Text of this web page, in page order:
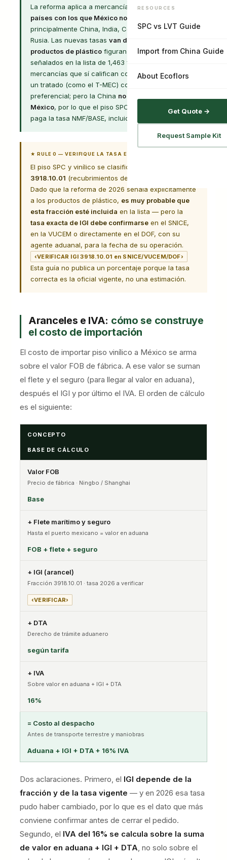
RESOURCES
SPC vs LVT Guide
Import from China Guide
About Ecoflors
Get Quote →
Request Sample Kit
La reforma aplica a mercancías
originarias de
países con los que México no tiene TLC vigente
principalmente China, India, Corea del Sur, Brasil y
Rusia. Las nuevas tasas van del 5% al 50%
productos de plástico figuran entre los sectores
señalados en la lista de 1,463 fracciones. Las
mercancías que sí califican como originarias bajo
un tratado (como el T-MEC) conservan su trato
preferencial; pero la China no tiene TLC con
México, por lo que el piso SPC/LVT de origen chino
paga la tasa NMF/BASE, incluido el incremento.
★ RULE 0 — VERIFIQUE LA TASA EXACTA, NO LA ESTIME
El piso SPC y vinílico se clasifica en la fracción
3918.10.01 (recubrimientos de plástico para pisos).
Dado que la reforma de 2026 señala explícitamente
a los productos de plástico, es muy probable que
esta fracción esté incluida en la lista — pero la
tasa exacta de IGI debe confirmarse en el SNICE,
en la VUCEM o directamente en el DOF, con su
agente aduanal, para la fecha de su operación.
‹VERIFICAR IGI 3918.10.01 en SNICE/VUCEM/DOF›
Esta guía no publica un porcentaje porque la tasa
correcta es la oficial vigente, no una estimación.
Aranceles e IVA: cómo se construye
el costo de importación
El costo de importar piso vinílico a México se arma
sobre el valor FOB de fábrica. A ese valor se suman
el flete y el seguro (para llegar al valor en aduana),
después el IGI y por último el IVA. El orden de cálculo
es el siguiente:
CONCEPTO
BASE DE CÁLCULO
Valor FOB
Precio de fábrica · Ningbo / Shanghai
Base
+ Flete marítimo y seguro
Hasta el puerto mexicano = valor en aduana
FOB + flete + seguro
+ IGI (arancel)
Fracción 3918.10.01 · tasa 2026 a verificar
‹VERIFICAR›
+ DTA
Derecho de trámite aduanero
según tarifa
+ IVA
Sobre valor en aduana + IGI + DTA
16%
= Costo al despacho
Antes de transporte terrestre y maniobras
Aduana + IGI + DTA + 16% IVA
Dos aclaraciones. Primero, el IGI depende de la
fracción y de la tasa vigente — y en 2026 esa tasa
pudo haber cambiado, por lo que es el dato que más
conviene confirmar antes de cerrar el pedido.
Segundo, el IVA del 16% se calcula sobre la suma
de valor en aduana + IGI + DTA, no solo sobre el